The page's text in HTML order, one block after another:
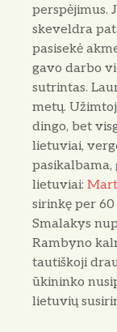
perspėjimus.
skeveldra
pasisekė
gavo darbo
sutrintas.
metų.
dingo, bet
lietu­viai,
pasi­kalbama,
lietuviai:
sirinkę per
Smalakys
Rambyno
tautiškoji
ūkininko
lietuvių